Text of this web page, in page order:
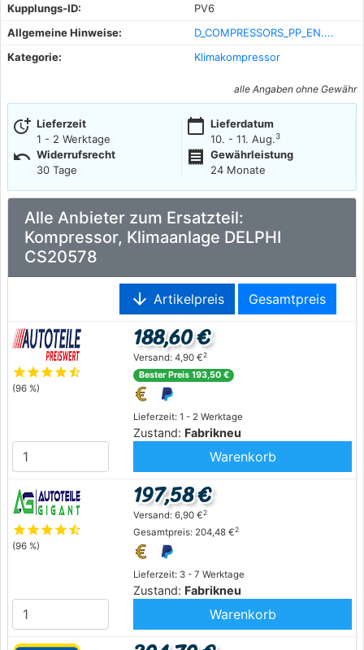
Kupplungs-ID:
PV6
Allgemeine Hinweise:
D_COMPRESSORS_PP_EN....
Kategorie:
Klimakompressor
alle Angaben ohne Gewähr
more_time Lieferzeit
1 - 2 Werktage
calendar_today Lieferdatum
10. - 11. Aug.3
undo Widerrufsrecht
30 Tage
receipt
Gewährleistung
24 Monate
Alle Anbieter zum Ersatzteil:
Kompressor, Klimaanlage DELPHI
CS20578
arrow_downward Artikelpreis Gesamtpreis
starstarstarstarstar_half
(96 %)
Lieferzeit: 1 - 2 Werktage
Zustand: Fabrikneu
188,60 €
Versand: 4,90 €2
Bester Preis 193,50 €
Warenkorb
starstarstarstarstar_half
(96 %)
Lieferzeit: 3 - 7 Werktage
Zustand: Fabrikneu
197,58 €
Versand: 6,90 €2
Gesamtpreis: 204,48 €2
Warenkorb